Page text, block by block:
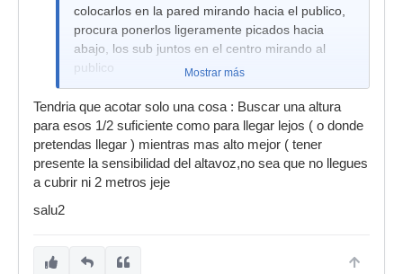
colocarlos en la pared mirando hacia el publico,
procura ponerlos ligeramente picados hacia
abajo, los sub juntos en el centro mirando al
publico
Mostrar más
Tendria que acotar solo una cosa : Buscar una altura
para esos 1/2 suficiente como para llegar lejos ( o donde
pretendas llegar ) mientras mas alto mejor ( tener
presente la sensibilidad del altavoz,no sea que no llegues
a cubrir ni 2 metros jeje
salu2